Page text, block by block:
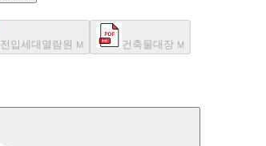
전입세대열람원 M 건축물대장 M